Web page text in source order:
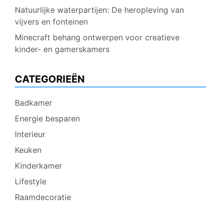
Natuurlijke waterpartijen: De heropleving van
vijvers en fonteinen
Minecraft behang ontwerpen voor creatieve
kinder- en gamerskamers
CATEGORIEËN
Badkamer
Energie besparen
Interieur
Keuken
Kinderkamer
Lifestyle
Raamdecoratie